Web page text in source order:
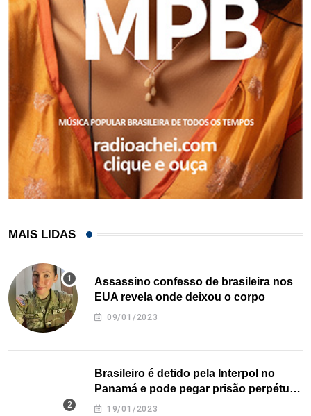
MAIS LIDAS
Assassino confesso de brasileira nos
EUA revela onde deixou o corpo
09/01/2023
Brasileiro é detido pela Interpol no
Panamá e pode pegar prisão perpétua
nos EUA
19/01/2023